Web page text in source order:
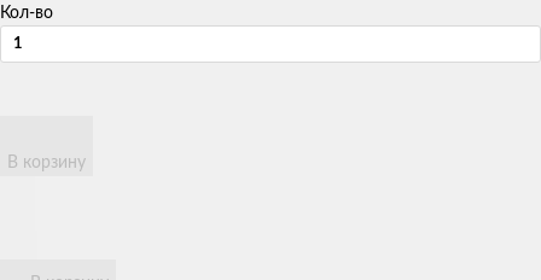
Кол-во
В корзину